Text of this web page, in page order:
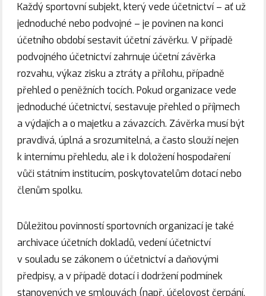
Každý sportovní subjekt, který vede účetnictví – ať už
jednoduché nebo podvojné – je povinen na konci
účetního období sestavit účetní závěrku. V případě
podvojného účetnictví zahrnuje účetní závěrka
rozvahu, výkaz zisku a ztráty a přílohu, případně
přehled o peněžních tocích. Pokud organizace vede
jednoduché účetnictví, sestavuje přehled o příjmech
a výdajích a o majetku a závazcích. Závěrka musí být
pravdivá, úplná a srozumitelná, a často slouží nejen
k internímu přehledu, ale i k doložení hospodaření
vůči státním institucím, poskytovatelům dotací nebo
členům spolku.
Důležitou povinností sportovních organizací je také
archivace účetních dokladů, vedení účetnictví
v souladu se zákonem o účetnictví a daňovými
předpisy, a v případě dotací i dodržení podmínek
stanovených ve smlouvách (např. účelovost čerpání,